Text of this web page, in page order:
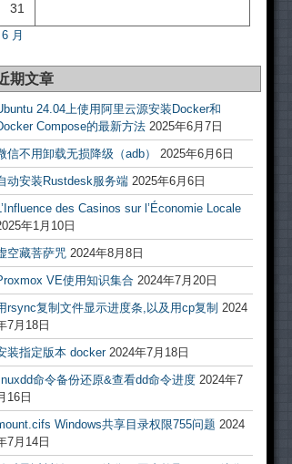
31
月
期文章
24.04上使用阿里云源安装Docker和
Compose的最新方法 2025年6月7日
信不用卸载无损降级（adb）
2025年6月6日
动安装Rustdesk服务端 2025年6月6日
des Casinos sur l’Économie Locale
年1月10日
空藏菩萨咒 2024年8月8日
VE使用知识集合 2024年7月20日
rsync复制文件显示进度条,以及用cp复制 2024
7月18日
装指定版本 docker 2024年7月18日
命令备份还原&查看dd命令进度 2024年7
16日
Windows共享目录权限755问题 2024
7月14日